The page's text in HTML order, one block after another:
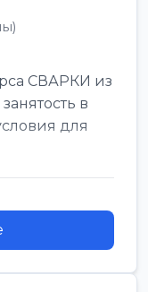
СВАРКИ из
в
для